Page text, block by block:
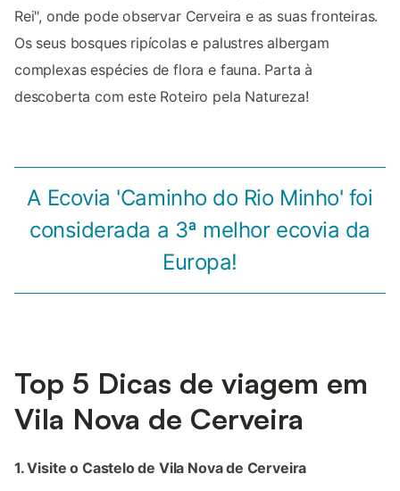
Rei", onde pode observar Cerveira e as suas fronteiras.
Os seus bosques ripícolas e palustres albergam
complexas espécies de flora e fauna. Parta à
descoberta com este Roteiro pela Natureza!
A Ecovia 'Caminho do Rio Minho' foi
considerada a 3ª melhor ecovia da
Europa!
Top 5 Dicas de viagem em
Vila Nova de Cerveira
1. Visite o Castelo de Vila Nova de Cerveira